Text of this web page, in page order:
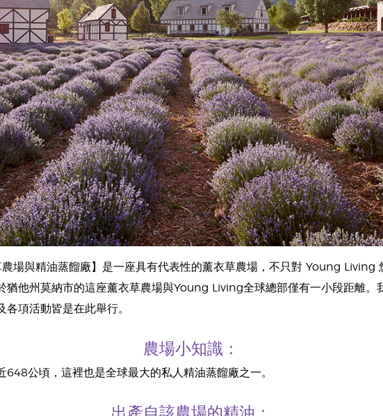
場與精油蒸餾廠】是一座具有代表性的薰衣草農場，不只對 Young Living
猶他州莫納市的這座薰衣草農場與Young Living全球總部僅有一小段距離。
項活動皆是在此舉行。
農場小知識：
648公頃，這裡也是全球最大的私人精油蒸餾廠之一。